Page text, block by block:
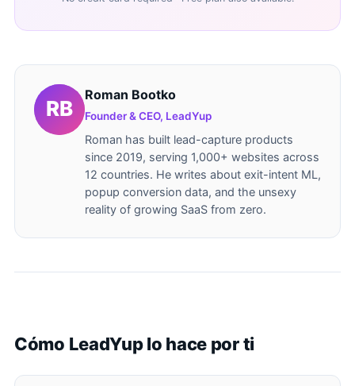
Roman Bootko
Founder & CEO, LeadYup
Roman has built lead-capture products
since 2019, serving 1,000+ websites across
12 countries. He writes about exit-intent ML,
popup conversion data, and the unsexy
reality of growing SaaS from zero.
Cómo LeadYup lo hace por ti